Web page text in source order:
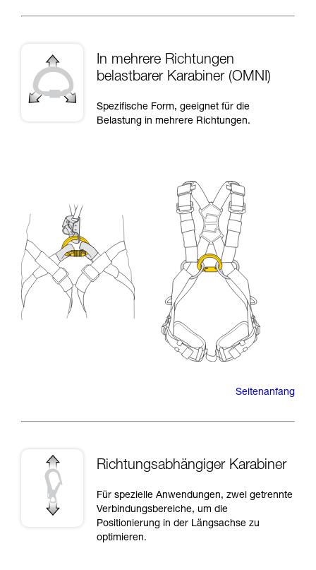
In mehrere Richtungen
belastbarer Karabiner (OMNI)
Spezifische Form, geeignet für die
Belastung in mehrere Richtungen.
Seitenanfang
Richtungsabhängiger Karabiner
Für spezielle Anwendungen, zwei getrennte
Verbindungsbereiche, um die
Positionierung in der Längsachse zu
optimieren.